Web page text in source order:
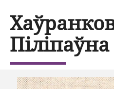
Піліпаўна